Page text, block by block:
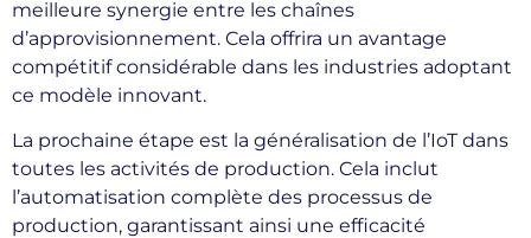
meilleure synergie entre les chaînes
d’approvisionnement. Cela offrira un avantage
compétitif considérable dans les industries adoptant
ce modèle innovant.
La prochaine étape est la généralisation de l’IoT dans
toutes les activités de production. Cela inclut
l’automatisation complète des processus de
production, garantissant ainsi une efficacité